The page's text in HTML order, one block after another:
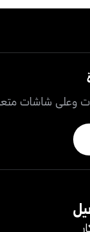
وعلى شاشات